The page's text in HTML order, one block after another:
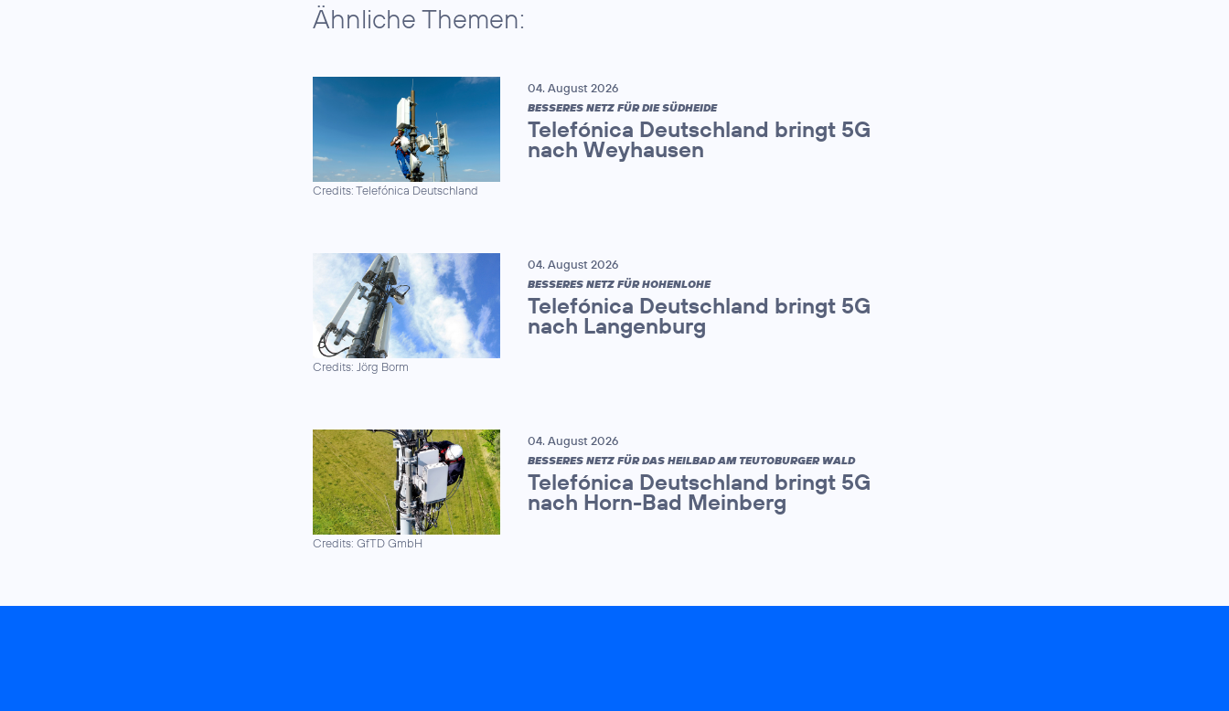
Ähnliche Themen:
Credits: Telefónica Deutschland
04. August 2026
BESSERES NETZ FÜR DIE SÜDHEIDE
Telefónica Deutschland bringt 5G
nach Weyhausen
Credits: Jörg Borm
04. August 2026
BESSERES NETZ FÜR HOHENLOHE
Telefónica Deutschland bringt 5G
nach Langenburg
Credits: GfTD GmbH
04. August 2026
BESSERES NETZ FÜR DAS HEILBAD AM TEUTOBURGER WALD
Telefónica Deutschland bringt 5G
nach Horn-Bad Meinberg